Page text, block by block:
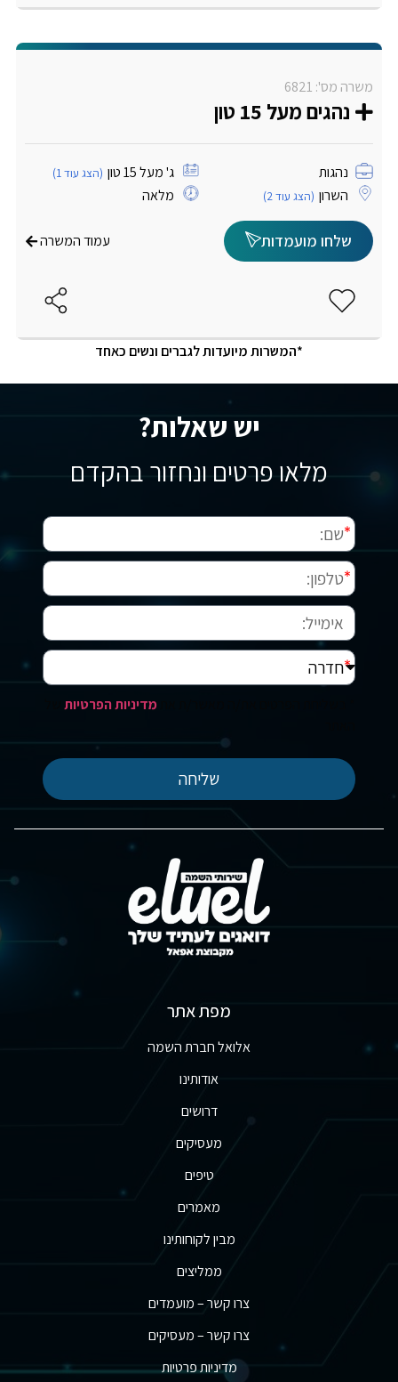
משרה מס': 6821
נהגים מעל 15 טון
נהגות ג' מעל 15 טון (הצג עוד 1)
השרון (הצג עוד 2) מלאה
שלחו מועמדות עמוד המשרה
*המשרות מיועדות לגברים ונשים כאחד
יש שאלות?
מלאו פרטים ונחזור בהקדם
מדיניות הפרטיות
שליחה
מפת אתר
אלואל חברת השמה
אודותינו
דרושים
מעסיקים
טיפים
מאמרים
מבין לקוחותינו
ממליצים
צרו קשר – מועמדים
צרו קשר – מעסיקים
מדיניות פרטיות